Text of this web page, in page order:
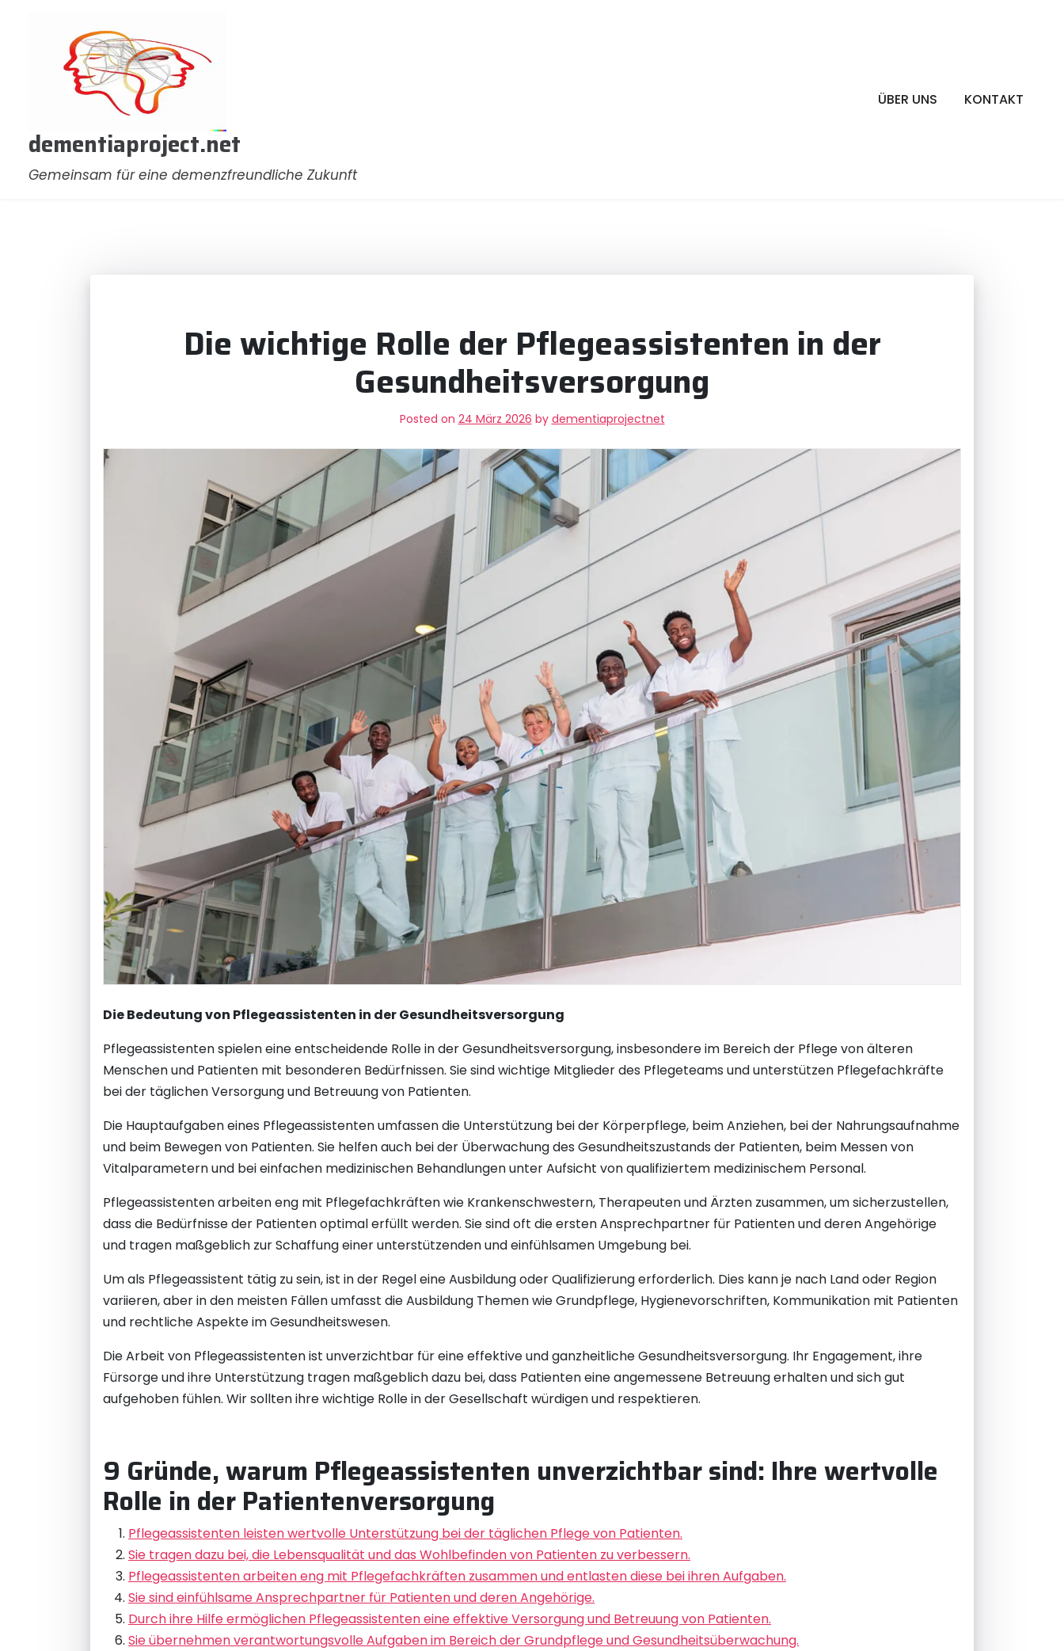
dementiaproject.net
Gemeinsam für eine demenzfreundliche Zukunft
ÜBER UNS KONTAKT
Die wichtige Rolle der Pflegeassistenten in der
Gesundheitsversorgung
Posted on 24 März 2026 by dementiaprojectnet
Die Bedeutung von Pflegeassistenten in der Gesundheitsversorgung
Pflegeassistenten spielen eine entscheidende Rolle in der Gesundheitsversorgung, insbesondere im Bereich der Pflege von älteren
Menschen und Patienten mit besonderen Bedürfnissen. Sie sind wichtige Mitglieder des Pflegeteams und unterstützen Pflegefachkräfte
bei der täglichen Versorgung und Betreuung von Patienten.
Die Hauptaufgaben eines Pflegeassistenten umfassen die Unterstützung bei der Körperpflege, beim Anziehen, bei der Nahrungsaufnahme
und beim Bewegen von Patienten. Sie helfen auch bei der Überwachung des Gesundheitszustands der Patienten, beim Messen von
Vitalparametern und bei einfachen medizinischen Behandlungen unter Aufsicht von qualifiziertem medizinischem Personal.
Pflegeassistenten arbeiten eng mit Pflegefachkräften wie Krankenschwestern, Therapeuten und Ärzten zusammen, um sicherzustellen,
dass die Bedürfnisse der Patienten optimal erfüllt werden. Sie sind oft die ersten Ansprechpartner für Patienten und deren Angehörige
und tragen maßgeblich zur Schaffung einer unterstützenden und einfühlsamen Umgebung bei.
Um als Pflegeassistent tätig zu sein, ist in der Regel eine Ausbildung oder Qualifizierung erforderlich. Dies kann je nach Land oder Region
variieren, aber in den meisten Fällen umfasst die Ausbildung Themen wie Grundpflege, Hygienevorschriften, Kommunikation mit Patienten
und rechtliche Aspekte im Gesundheitswesen.
Die Arbeit von Pflegeassistenten ist unverzichtbar für eine effektive und ganzheitliche Gesundheitsversorgung. Ihr Engagement, ihre
Fürsorge und ihre Unterstützung tragen maßgeblich dazu bei, dass Patienten eine angemessene Betreuung erhalten und sich gut
aufgehoben fühlen. Wir sollten ihre wichtige Rolle in der Gesellschaft würdigen und respektieren.
9 Gründe, warum Pflegeassistenten unverzichtbar sind: Ihre wertvolle
Rolle in der Patientenversorgung
Pflegeassistenten leisten wertvolle Unterstützung bei der täglichen Pflege von Patienten.
Sie tragen dazu bei, die Lebensqualität und das Wohlbefinden von Patienten zu verbessern.
Pflegeassistenten arbeiten eng mit Pflegefachkräften zusammen und entlasten diese bei ihren Aufgaben.
Sie sind einfühlsame Ansprechpartner für Patienten und deren Angehörige.
Durch ihre Hilfe ermöglichen Pflegeassistenten eine effektive Versorgung und Betreuung von Patienten.
Sie übernehmen verantwortungsvolle Aufgaben im Bereich der Grundpflege und Gesundheitsüberwachung.